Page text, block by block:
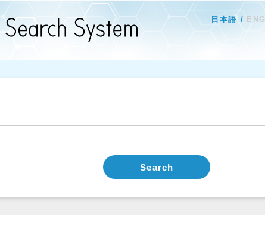
日本語
Search